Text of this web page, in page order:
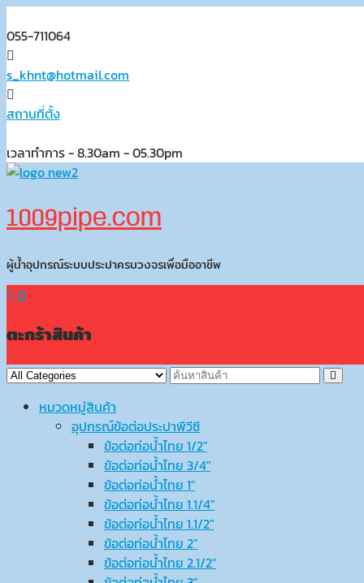
to
content
055-711064
s_khnt@hotmail.com
สถานที่ตั้ง
เวลาทำการ - 8.30am - 05.30pm
1009pipe.com
ผู้น้ำอุปกรณ์ระบบประปาครบวงจรเพื่อมืออาชีพ
0
ตะกร้าสินค้า
หมวดหมู่สินค้า
อุปกรณ์ข้อต่อประปาพีวีซี
ข้อต่อท่อน้ำไทย 1/2″
ข้อต่อท่อน้ำไทย 3/4″
ข้อต่อท่อน้ำไทย 1″
ข้อต่อท่อน้ำไทย 1.1/4″
ข้อต่อท่อน้ำไทย 1.1/2″
ข้อต่อท่อน้ำไทย 2″
ข้อต่อท่อน้ำไทย 2.1/2″